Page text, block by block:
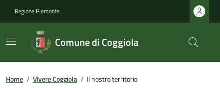
Regione Piemonte
Comune di Coggiola
Home / Vivere Coggiola / Il nostro territorio